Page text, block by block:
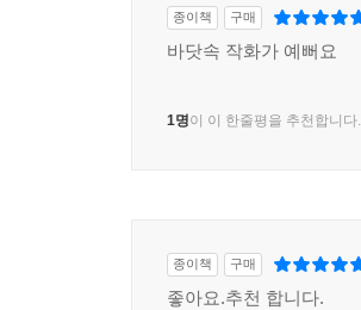
종이책 구매
바닷속 작화가 예뻐요
1명이 이 한줄평을 추천합니다.
종이책 구매
좋아요.추천 합니다.